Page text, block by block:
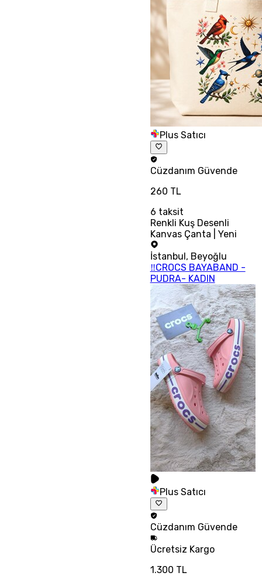
Plus Satıcı
Cüzdanım Güvende
260 TL
6 taksit
Renkli Kuş Desenli
Kanvas Çanta | Yeni
İstanbul, Beyoğlu
‼CROCS BAYABAND -
PUDRA- KADIN
Plus Satıcı
Cüzdanım Güvende
Ücretsiz Kargo
1.300 TL